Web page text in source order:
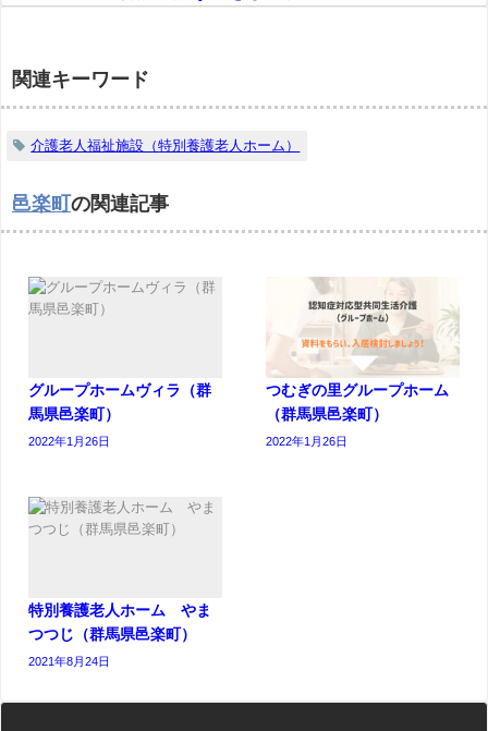
関連キーワード
介護老人福祉施設（特別養護老人ホーム）
邑楽町 の関連記事
グループホームヴィラ（群
馬県邑楽町）
2022年1月26日
つむぎの里グループホーム
（群馬県邑楽町）
2022年1月26日
特別養護老人ホーム やま
つつじ（群馬県邑楽町）
2021年8月24日